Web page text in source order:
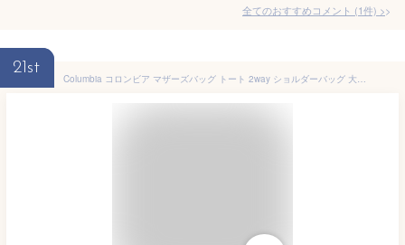
全てのおすすめコメント (1件) >
21st
Columbia コロンビア マザーズバッグ トート 2way ショルダーバッグ 大容量 軽量 撥水 防水 ナイロン 斜めがけ PU8730 トートバッグ レディース 26L A4 ママバッグ サブバッグ ペアレンツバッグ 肩掛け ポケットいっぱい ブラック グレー シンプル 旅行 通勤 スポーツ ジム